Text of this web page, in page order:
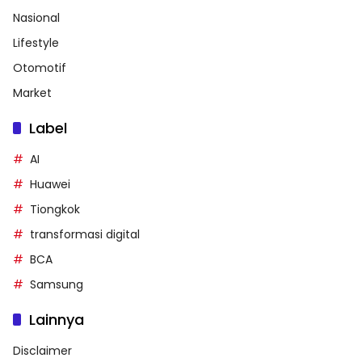
Nasional
Lifestyle
Otomotif
Market
Label
AI
Huawei
Tiongkok
transformasi digital
BCA
Samsung
Lainnya
Disclaimer